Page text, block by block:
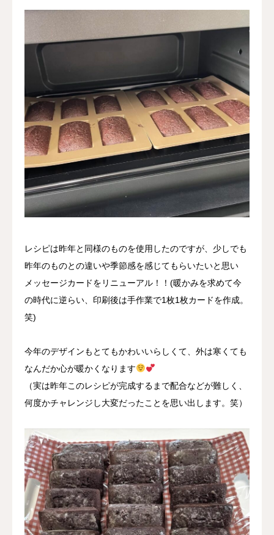
レシピは昨年と同様のものを使用したのですが、少しでも
昨年のものとの違いや季節感を感じてもらいたいと思い
メッセージカードをリニューアル！！(暖かみを求めて今
の時代に逆らい、印刷後は手作業で1枚1枚カードを作成。
笑)
今年のデザインもとてもかわいいらしくて、外は寒くても
なんだか心が暖かくなります
（実は昨年このレシピが完成するまで配合などが難しく、
何度かチャレンジし大変だったことを思い出します。笑）